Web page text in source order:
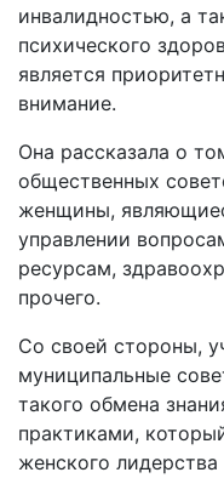
инвалидностью, а
психического
является
внимание.
Она рассказала о
общественных
женщины,
управлении
ресурсам,
прочего.
Со своей стороны,
муниципальные
такого обмена
практиками,
женского